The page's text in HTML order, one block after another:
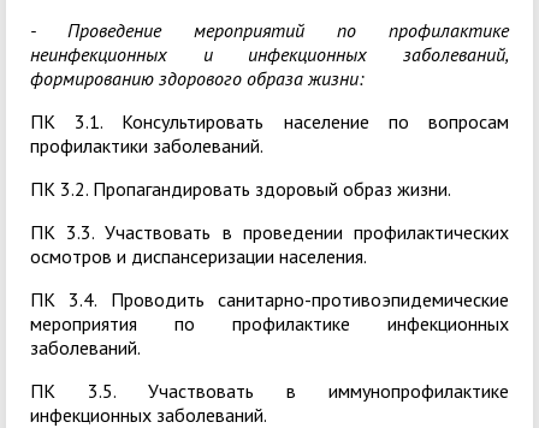
- Проведение мероприятий по профилактике
неинфекционных и инфекционных заболеваний,
формированию здорового образа жизни:
ПК 3.1. Консультировать население по вопросам
профилактики заболеваний.
ПК 3.2. Пропагандировать здоровый образ жизни.
ПК 3.3. Участвовать в проведении профилактических
осмотров и диспансеризации населения.
ПК 3.4. Проводить санитарно-противоэпидемические
мероприятия по профилактике инфекционных
заболеваний.
ПК 3.5. Участвовать в иммунопрофилактике
инфекционных заболеваний.